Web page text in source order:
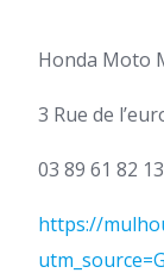
Honda Moto
3 Rue de
03 89 61 82
https://